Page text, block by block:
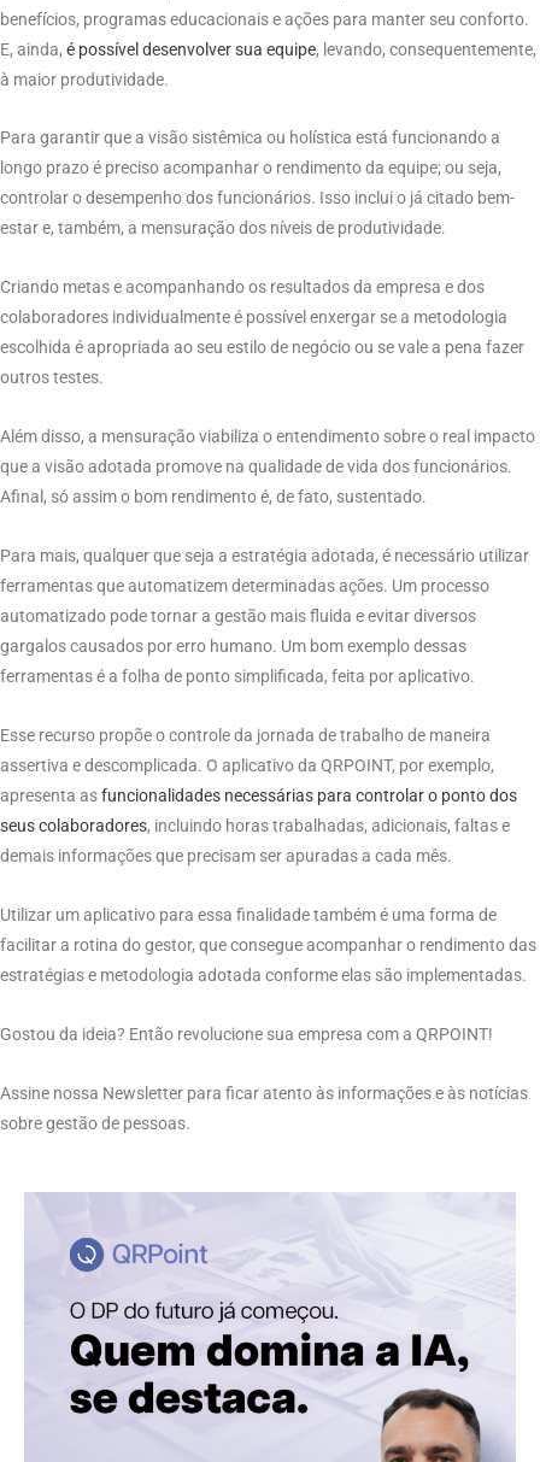
benefícios, programas educacionais e ações para manter seu conforto.
E, ainda, é possível desenvolver sua equipe, levando, consequentemente,
à maior produtividade.
Para garantir que a visão sistêmica ou holística está funcionando a
longo prazo é preciso acompanhar o rendimento da equipe; ou seja,
controlar o desempenho dos funcionários. Isso inclui o já citado bem-
estar e, também, a mensuração dos níveis de produtividade.
Criando metas e acompanhando os resultados da empresa e dos
colaboradores individualmente é possível enxergar se a metodologia
escolhida é apropriada ao seu estilo de negócio ou se vale a pena fazer
outros testes.
Além disso, a mensuração viabiliza o entendimento sobre o real impacto
que a visão adotada promove na qualidade de vida dos funcionários.
Afinal, só assim o bom rendimento é, de fato, sustentado.
Para mais, qualquer que seja a estratégia adotada, é necessário utilizar
ferramentas que automatizem determinadas ações. Um processo
automatizado pode tornar a gestão mais fluida e evitar diversos
gargalos causados por erro humano. Um bom exemplo dessas
ferramentas é a folha de ponto simplificada, feita por aplicativo.
Esse recurso propõe o controle da jornada de trabalho de maneira
assertiva e descomplicada. O aplicativo da QRPOINT, por exemplo,
apresenta asfuncionalidades necessárias para controlar o ponto dos
seus colaboradores, incluindo horas trabalhadas, adicionais, faltas e
demais informações que precisam ser apuradas a cada mês.
Utilizar um aplicativo para essa finalidade também é uma forma de
facilitar a rotina do gestor, que consegue acompanhar o rendimento das
estratégias e metodologia adotada conforme elas são implementadas.
Gostou da ideia? Então revolucione sua empresa com a QRPOINT!
Assine nossa Newsletter para ficar atento às informações e às notícias
sobre gestão de pessoas.